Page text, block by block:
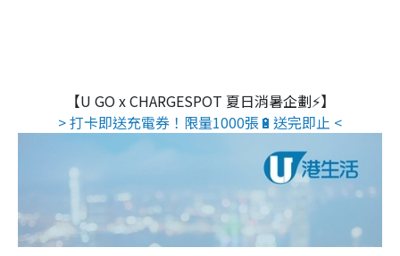
【U GO x CHARGESPOT 夏日消暑企劃⚡】
> 打卡即送充電券！限量1000張🔋送完即止 <